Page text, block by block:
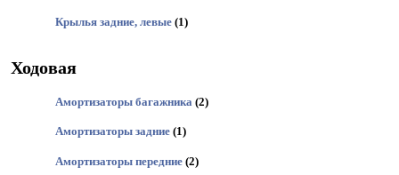
Крылья задние, левые (1)
Ходовая
Амортизаторы багажника (2)
Амортизаторы задние (1)
Амортизаторы передние (2)